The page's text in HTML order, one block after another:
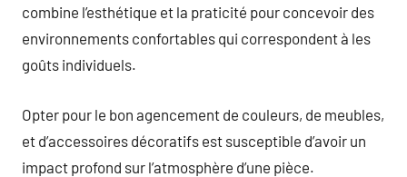
combine l’esthétique et la praticité pour concevoir des
environnements confortables qui correspondent à les
goûts individuels.
Opter pour le bon agencement de couleurs, de meubles,
et d’accessoires décoratifs est susceptible d’avoir un
impact profond sur l’atmosphère d’une pièce.